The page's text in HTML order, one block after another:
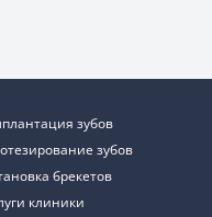
зубов
зубов
брекетов
клиники